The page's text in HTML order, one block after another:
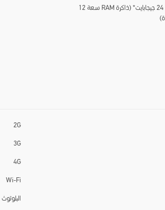
256 جيجابايت + 24 جيجابايت* (ذاكرة RAM سعة 12
2G
3G
4G
Wi-Fi
البلوتوث